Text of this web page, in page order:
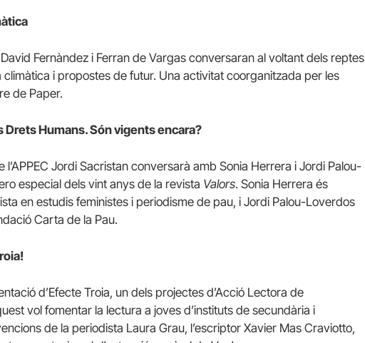
Fernàndez i Ferran de Vargas conversaran al voltant dels reptes
climàtica i propostes de futur. Una activitat coorganitzada per les
de Paper.
Drets Humans. Són vigents encara?
l’APPEC Jordi Sacristan conversarà amb Sonia Herrera i Jordi Palou-
especial dels vint anys de la revista Valors. Sonia Herrera és
en estudis feministes i periodisme de pau, i Jordi Palou-Loverdos
Carta de la Pau.
d’Efecte Troia, un dels projectes d’Acció Lectora de
vol fomentar la lectura a joves d’instituts de secundària i
de la periodista Laura Grau, l’escriptor Xavier Mas Craviotto,